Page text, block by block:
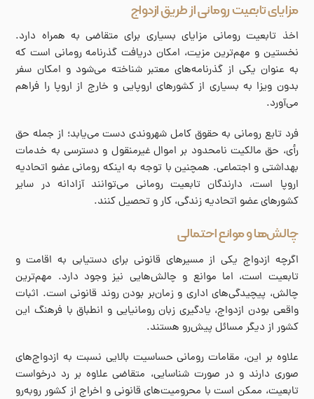
مزایای تابعیت رومانی از طریق ازدواج
اخذ تابعیت رومانی مزایای بسیاری برای متقاضی به همراه دارد.
نخستین و مهم‌ترین مزیت، امکان دریافت گذرنامه رومانی است که
به عنوان یکی از گذرنامه‌های معتبر شناخته می‌شود و امکان سفر
بدون ویزا به بسیاری از کشورهای اروپایی و خارج از اروپا را فراهم
می‌آورد.
فرد تابع رومانی به حقوق کامل شهروندی دست می‌یابد؛ از جمله حق
رأی، حق مالکیت نامحدود بر اموال غیرمنقول و دسترسی به خدمات
بهداشتی و اجتماعی. همچنین با توجه به اینکه رومانی عضو اتحادیه
اروپا است، دارندگان تابعیت رومانی می‌توانند آزادانه در سایر
کشورهای عضو اتحادیه زندگی، کار و تحصیل کنند.
چالش‌ها و موانع احتمالی
اگرچه ازدواج یکی از مسیرهای قانونی برای دستیابی به اقامت و
تابعیت است، اما موانع و چالش‌هایی نیز وجود دارد. مهم‌ترین
چالش، پیچیدگی‌های اداری و زمان‌بر بودن روند قانونی است. اثبات
واقعی بودن ازدواج، یادگیری زبان رومانیایی و انطباق با فرهنگ این
کشور از دیگر مسائل پیش‌رو هستند.
علاوه بر این، مقامات رومانی حساسیت بالایی نسبت به ازدواج‌های
صوری دارند و در صورت شناسایی، متقاضی علاوه بر رد درخواست
تابعیت، ممکن است با محرومیت‌های قانونی و اخراج از کشور روبه‌رو